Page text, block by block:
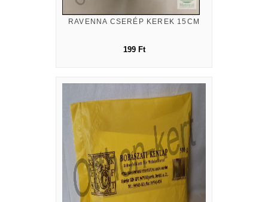
RAVENNA CSERÉP KEREK 15CM
199 Ft